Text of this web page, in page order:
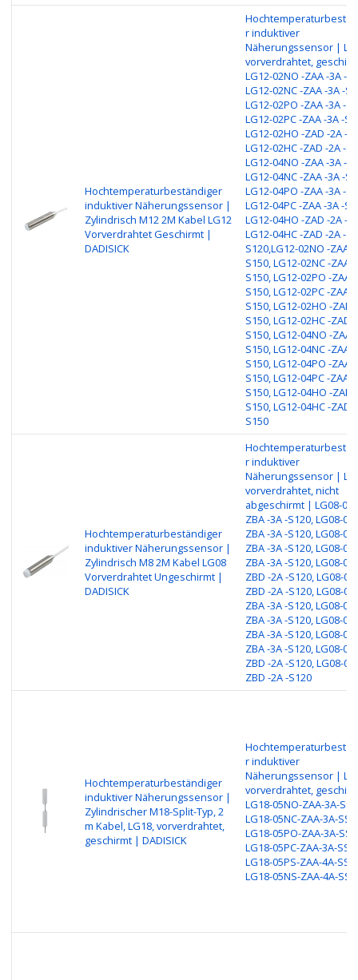
Hochtemperaturbeständiger
induktiver Näherungssensor |
Zylindrisch M12 2M Kabel LG12
Vorverdrahtet Geschirmt |
DADISICK
r induktiver
Näherungssensor |
vorverdrahtet,
LG12-02NO -ZAA -3A -
LG12-02NC -ZAA -3A -
LG12-02PO -ZAA -3A -
LG12-02PC -ZAA -3A -
LG12-02HO -ZAD -2A -
LG12-02HC -ZAD -2A -
LG12-04NO -ZAA -3A -
LG12-04NC -ZAA -3A -
LG12-04PO -ZAA -3A -
LG12-04PC -ZAA -3A -
LG12-04HO -ZAD -2A -
LG12-04HC -ZAD -2A -
S120,LG12-02NO -ZAA -
S150, LG12-02NC -ZAA -
S150, LG12-02PO -ZAA
S150, LG12-02PC -ZAA -
S150, LG12-02HO -ZAD
S150, LG12-02HC -ZAD
S150, LG12-04NO -ZAA
S150, LG12-04NC -ZAA -
S150, LG12-04PO -ZAA
S150, LG12-04PC -ZAA -
S150, LG12-04HO -ZAD
S150, LG12-04HC -ZAD
S150
Hochtemperaturbeständiger
induktiver Näherungssensor |
Zylindrisch M8 2M Kabel LG08
Vorverdrahtet Ungeschirmt |
DADISICK
r induktiver
Näherungssensor |
vorverdrahtet, nicht
abgeschirmt | LG08-
ZBA -3A -S120, LG08-
ZBA -3A -S120, LG08-
ZBA -3A -S120, LG08-
ZBA -3A -S120, LG08-
ZBD -2A -S120, LG08-
ZBD -2A -S120, LG08-
ZBA -3A -S120, LG08-
ZBA -3A -S120, LG08-
ZBA -3A -S120, LG08-
ZBA -3A -S120, LG08-
ZBD -2A -S120, LG08-
ZBD -2A -S120
Hochtemperaturbeständiger
induktiver Näherungssensor |
Zylindrischer M18-Split-Typ, 2
m Kabel, LG18, vorverdrahtet,
geschirmt | DADISICK
r induktiver
Näherungssensor |
vorverdrahtet,
LG18-05NO-ZAA-3A-
LG18-05NC-ZAA-3A-
LG18-05PO-ZAA-3A-
LG18-05PC-ZAA-3A-
LG18-05PS-ZAA-4A-
LG18-05NS-ZAA-4A-